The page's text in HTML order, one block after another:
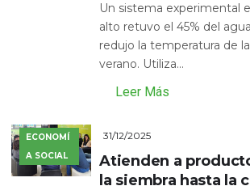
Un sistema experimental
alto retuvo el 45% del
redujo la temperatura de la
verano. Utiliza...
Leer Más
ECONOMÍ
A SOCIAL
31/12/2025
Atienden a
la siembra hasta la